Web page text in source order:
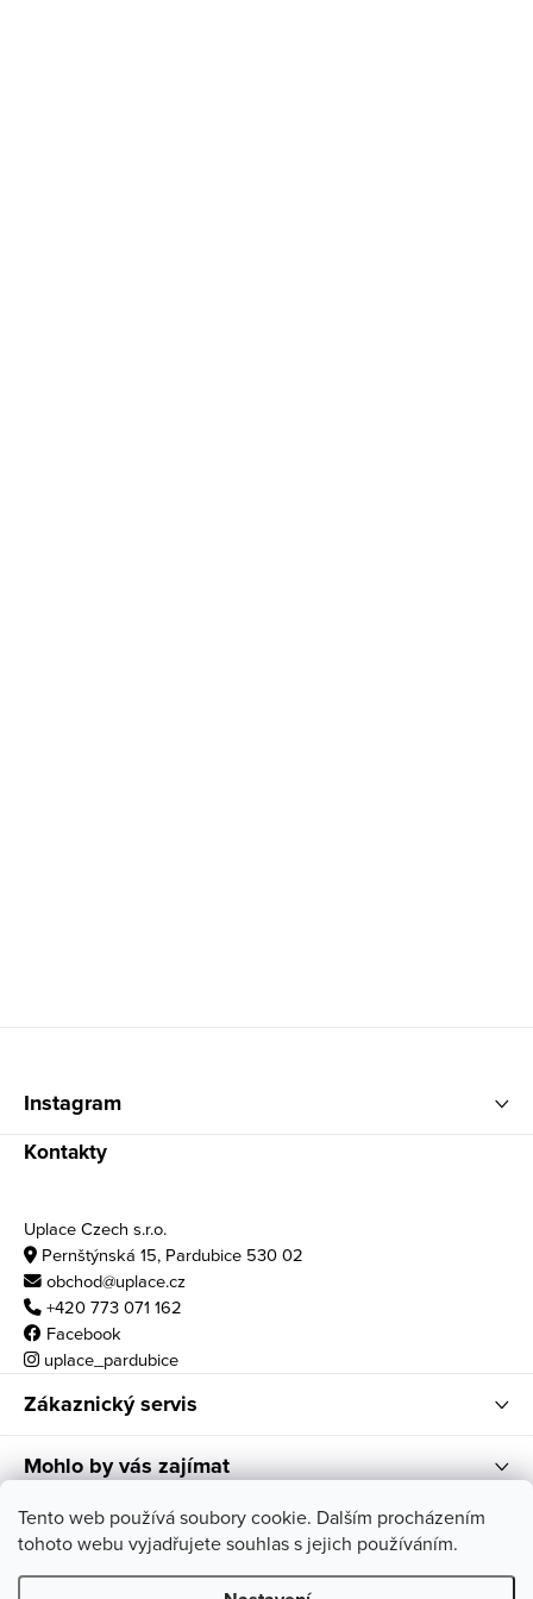
Tento web používá soubory cookie. Dalším procházením
tohoto webu vyjadřujete souhlas s jejich používáním.
Instagram
Kontakty
Uplace Czech s.r.o.
Pernštýnská 15, Pardubice 530 02
obchod@uplace.cz
+420 773 071 162
Facebook
uplace_pardubice
Zákaznický servis
Mohlo by vás zajímat
Otvírací doba